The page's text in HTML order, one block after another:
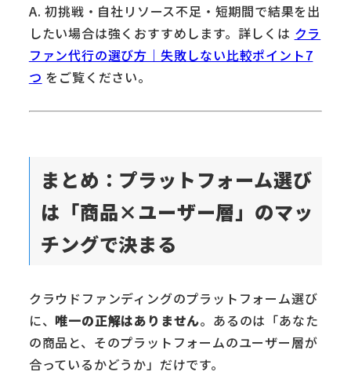
A. 初挑戦・自社リソース不足・短期間で結果を出
したい場合は強くおすすめします。詳しくは クラ
ファン代行の選び方｜失敗しない比較ポイント7
つ をご覧ください。
まとめ：プラットフォーム選び
は「商品×ユーザー層」のマッ
チングで決まる
クラウドファンディングのプラットフォーム選び
に、唯一の正解はありません。あるのは「あなた
の商品と、そのプラットフォームのユーザー層が
合っているかどうか」だけです。